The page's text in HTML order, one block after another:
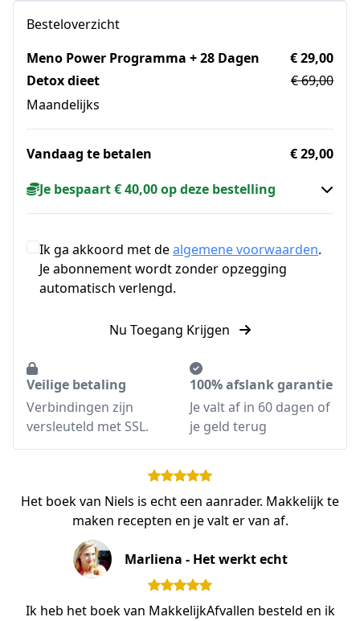
Besteloverzicht
Meno Power Programma + 28 Dagen
Detox dieet
Maandelijks
€ 29,00
€ 69,00
Vandaag te betalen
€ 29,00
Je bespaart € 40,00 op deze bestelling
Ik ga akkoord met dealgemene voorwaarden.
Je abonnement wordt zonder opzegging
automatisch verlengd.
Nu Toegang Krijgen
Veilige betaling
Verbindingen zijn
versleuteld met SSL.
100% afslank garantie
Je valt af in 60 dagen of
je geld terug
Het boek van Niels is echt een aanrader. Makkelijk te
maken recepten en je valt er van af.
Marliena - Het werkt echt
Ik heb het boek van MakkelijkAfvallen besteld en ik